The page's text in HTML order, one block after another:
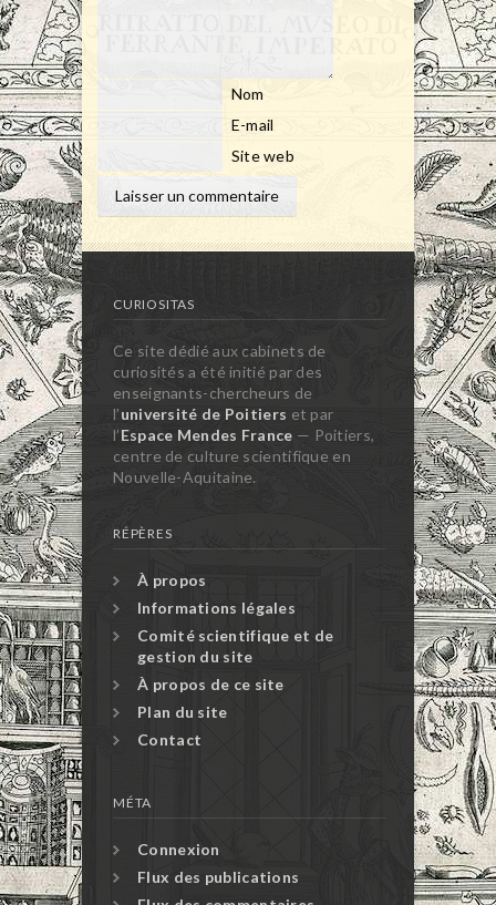
Nom
E-mail
Site web
CURIOSITAS
Ce site dédié aux cabinets de
curiosités a été initié par des
enseignants-chercheurs de
l’université de Poitiers et par
l’Espace Mendes France — Poitiers,
centre de culture scientifique en
Nouvelle-Aquitaine.
RÉPÈRES
À propos
Informations légales
Comité scientifique et de
gestion du site
À propos de ce site
Plan du site
Contact
MÉTA
Connexion
Flux des publications